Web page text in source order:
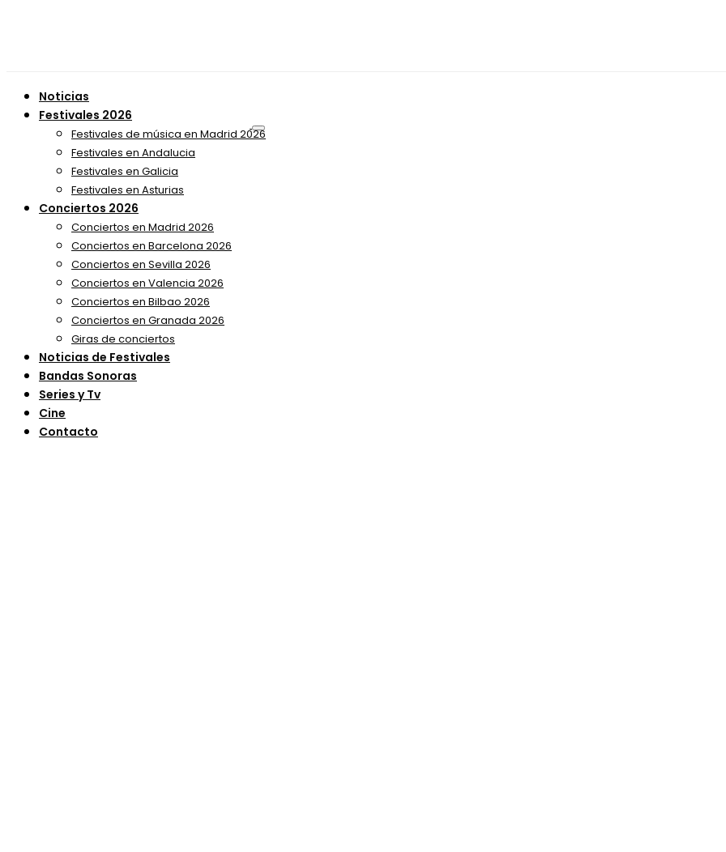
Noticias
Festivales 2026
Festivales de música en Madrid 2026
Festivales en Andalucia
Festivales en Galicia
Festivales en Asturias
Conciertos 2026
Conciertos en Madrid 2026
Conciertos en Barcelona 2026
Conciertos en Sevilla 2026
Conciertos en Valencia 2026
Conciertos en Bilbao 2026
Conciertos en Granada 2026
Giras de conciertos
Noticias de Festivales
Bandas Sonoras
Series y Tv
Cine
Contacto